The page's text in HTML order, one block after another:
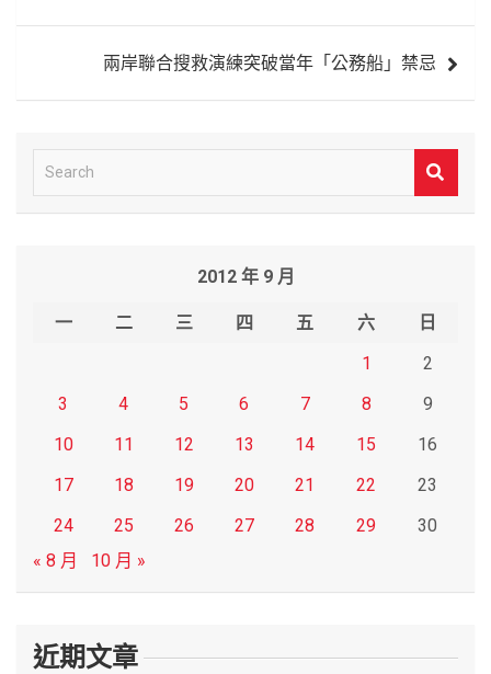
兩岸聯合搜救演練突破當年「公務船」禁忌
e
2012 年 9 月
一 二 三 四 五 六
日
1
2
3
4 5 6 7 8
9
10
11 12 13 14 15
16
17
18 19 20 21 22
23
24
25 26 27 28 29
30
« 8 月
10 月 »
近期文章